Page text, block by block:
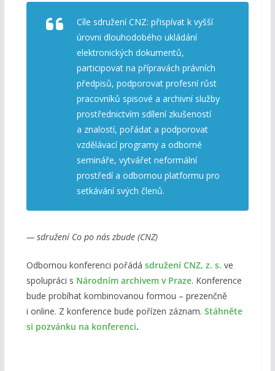
Cíle sdružení CNZ: přispívat k vyšší
úrovni dlouhodobého ukládání
elektronických dokumentů,
participovat na přípravách právních
předpisů, podporovat profesní růst
pracovníků spisové a archivní služby
prostřednictvím sdílení zkušeností
a znalostí, pořádat a podporovat
vzdělávací programy a odborné
semináře, vytvářet neformální
prostředí a odbornou platformu pro
setkávání svých členů.
— sdružení Co po nás zbude (CNZ)
Odbornou konferenci pořádá sdružení CNZ, z. s. ve
spolupráci s Národním archivem v Praze. Konference
bude probíhat kombinovanou formou – prezenčně
i online. Z konference bude pořízen záznam. Stáhněte
si pozvánku na konferenci.